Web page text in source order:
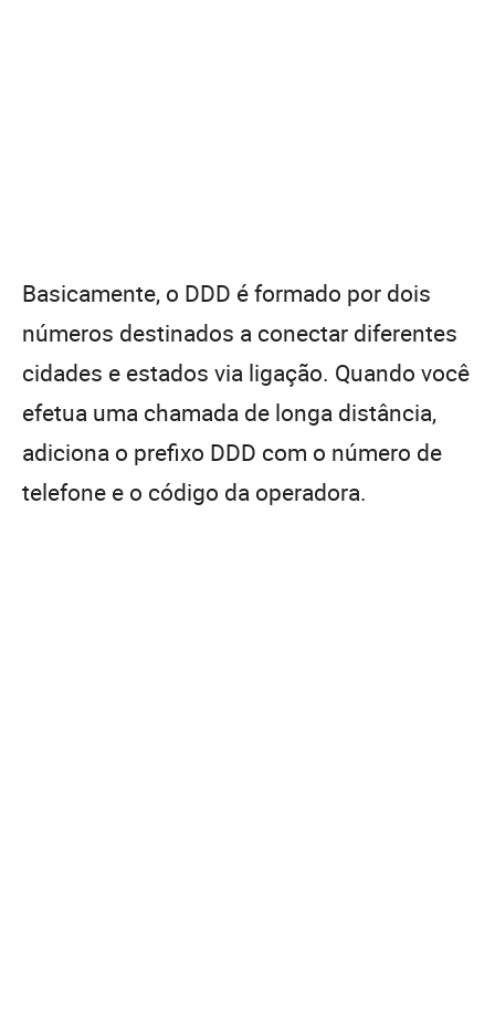
Basicamente, o DDD é formado por dois
números destinados a conectar diferentes
cidades e estados via ligação. Quando você
efetua uma chamada de longa distância,
adiciona o prefixo DDD com o número de
telefone e o código da operadora.